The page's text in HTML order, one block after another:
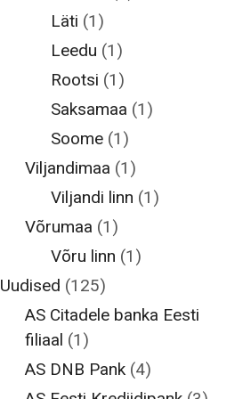
Läti (1)
Leedu (1)
Rootsi (1)
Saksamaa (1)
Soome(1)
Viljandimaa (1)
Viljandi linn (1)
Võrumaa (1)
Võru linn (1)
Uudised (125)
AS Citadele banka Eesti
filiaal (1)
AS DNB Pank (4)